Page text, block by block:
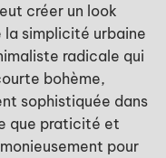
créer un look
simplicité urbaine
radicale qui
bohème,
sophistiquée dans
que praticité et
pour